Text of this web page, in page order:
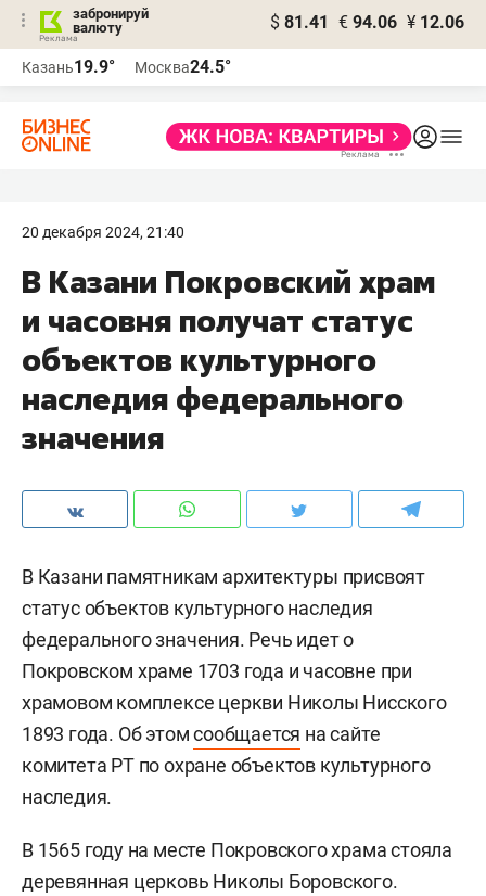
забронируй
валюту
$ 81.41 € 94.06 ¥ 12.06
Казань19.9° Москва24.5°
20 декабря 2024, 21:40
В Казани Покровский храм
и часовня получат статус
объектов культурного
наследия федерального
значения
В Казани памятникам архитектуры присвоят
статус объектов культурного наследия
федерального значения. Речь идет о
Покровском храме 1703 года и часовне при
храмовом комплексе церкви Николы Нисского
1893 года. Об этомсообщается на сайте
комитета РТ по охране объектов культурного
наследия.
В 1565 году на месте Покровского храма стояла
деревянная церковь Николы Боровского.